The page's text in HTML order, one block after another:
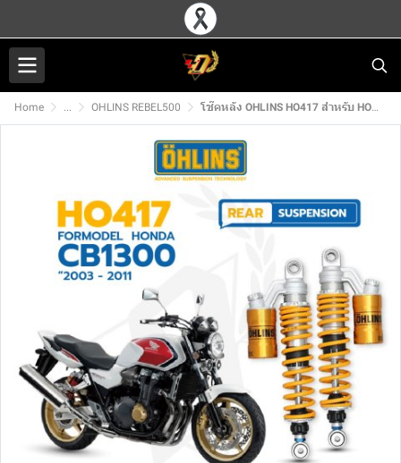
Home ... OHLINS REBEL500 โช๊คหลัง OHLINS HO417 สำหรับ HONDA CB1300 (03-11)